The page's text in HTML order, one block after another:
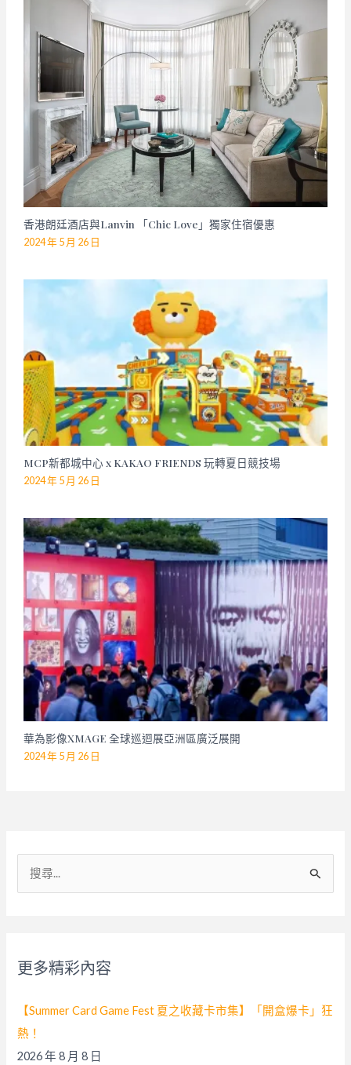
香港朗廷酒店與Lanvin 「Chic Love」獨家住宿優惠
2024 年 5 月 26 日
MCP新都城中心 x KAKAO FRIENDS 玩轉夏日競技場
2024 年 5 月 26 日
華為影像XMAGE 全球巡迴展亞洲區廣泛展開
2024 年 5 月 26 日
:
更多精彩內容
【Summer Card Game Fest 夏之收藏卡市集】「開盒爆卡」狂
熱！
2026 年 8 月 8 日